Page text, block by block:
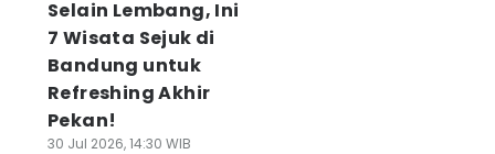
Selain Lembang, Ini
7 Wisata Sejuk di
Bandung untuk
Refreshing Akhir
Pekan!
30 Jul 2026, 14:30 WIB